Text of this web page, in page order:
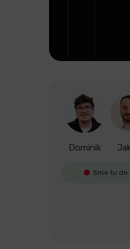
Dominik
Sme tu do